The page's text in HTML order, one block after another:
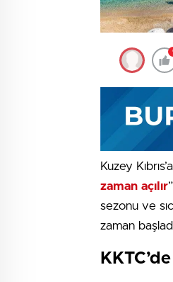
Kuzey
zaman açılır
sezonu ve
zaman